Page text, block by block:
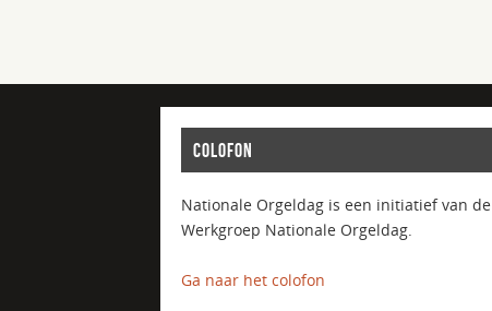
COLOFON
Nationale Orgeldag is een initiatief van de
Werkgroep Nationale Orgeldag.
Ga naar het colofon